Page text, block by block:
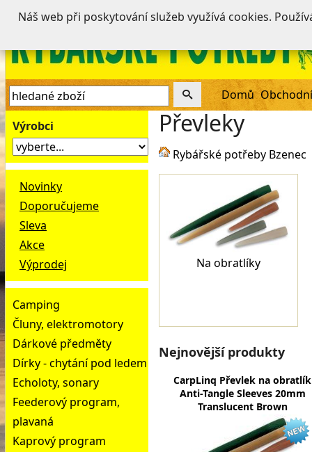
Domů
Výrobci
Novinky
Doporučujeme
Sleva
Akce
Výprodej
Camping
Čluny, elektromotory
Dárkové předměty
Dírky - chytání pod ledem
Echoloty, sonary
Feederový program,
plavaná
Kaprový program
Převleky
Rybářské potřeby Bzenec
Na obratlíky
Nejnovější produkty
CarpLinq Převlek na obratlík
Anti-Tangle Sleeves 20mm
Translucent Brown
Náš web při poskytování služeb využívá cookies.